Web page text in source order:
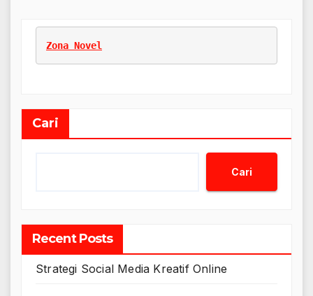
Zona Novel
Cari
Cari
Recent Posts
Strategi Social Media Kreatif Online